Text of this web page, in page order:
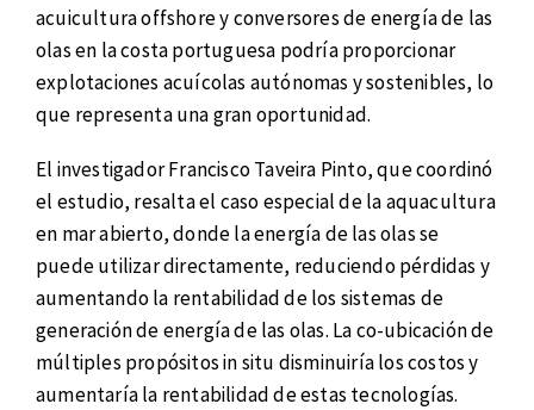
acuicultura offshore y conversores de energía de las
olas en la costa portuguesa podría proporcionar
explotaciones acuícolas autónomas y sostenibles, lo
que representa una gran oportunidad.
El investigador Francisco Taveira Pinto, que coordinó
el estudio, resalta el caso especial de la aquacultura
en mar abierto, donde la energía de las olas se
puede utilizar directamente, reduciendo pérdidas y
aumentando la rentabilidad de los sistemas de
generación de energía de las olas. La co-ubicación de
múltiples propósitos in situ disminuiría los costos y
aumentaría la rentabilidad de estas tecnologías.